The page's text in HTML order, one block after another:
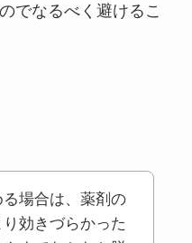
でなるべく避けるこ
場合は、薬剤の
効きづらかった